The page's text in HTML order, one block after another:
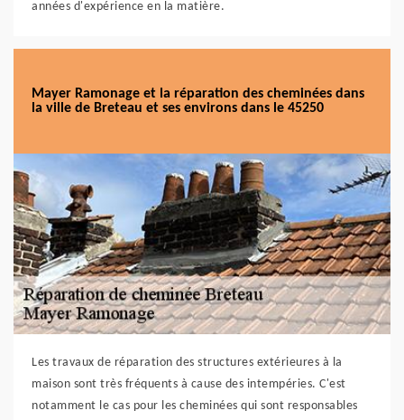
années d'expérience en la matière.
Mayer Ramonage et la réparation des cheminées dans
la ville de Breteau et ses environs dans le 45250
Les travaux de réparation des structures extérieures à la
maison sont très fréquents à cause des intempéries. C'est
notamment le cas pour les cheminées qui sont responsables